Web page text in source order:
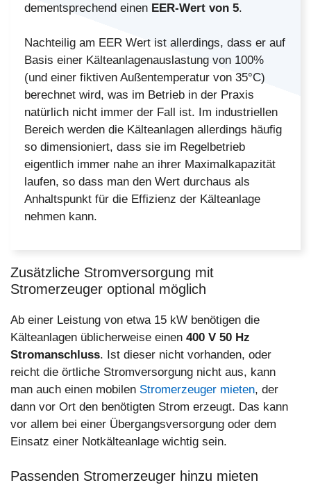
dementsprechend einen EER-Wert von 5.
Nachteilig am EER Wert ist allerdings, dass er auf
Basis einer Kälteanlagenauslastung von 100%
(und einer fiktiven Außentemperatur von 35°C)
berechnet wird, was im Betrieb in der Praxis
natürlich nicht immer der Fall ist. Im industriellen
Bereich werden die Kälteanlagen allerdings häufig
so dimensioniert, dass sie im Regelbetrieb
eigentlich immer nahe an ihrer Maximalkapazität
laufen, so dass man den Wert durchaus als
Anhaltspunkt für die Effizienz der Kälteanlage
nehmen kann.
Zusätzliche Stromversorgung mit
Stromerzeuger optional möglich
Ab einer Leistung von etwa 15 kW benötigen die
Kälteanlagen üblicherweise einen 400 V 50 Hz
Stromanschluss. Ist dieser nicht vorhanden, oder
reicht die örtliche Stromversorgung nicht aus, kann
man auch einen mobilen Stromerzeuger mieten, der
dann vor Ort den benötigten Strom erzeugt. Das kann
vor allem bei einer Übergangsversorgung oder dem
Einsatz einer Notkälteanlage wichtig sein.
Passenden Stromerzeuger hinzu mieten